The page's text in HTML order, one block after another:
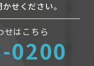
せください。
せはこちら
0200